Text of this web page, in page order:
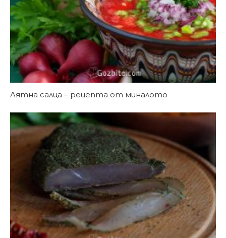
Лятна салца – рецепта от миналото